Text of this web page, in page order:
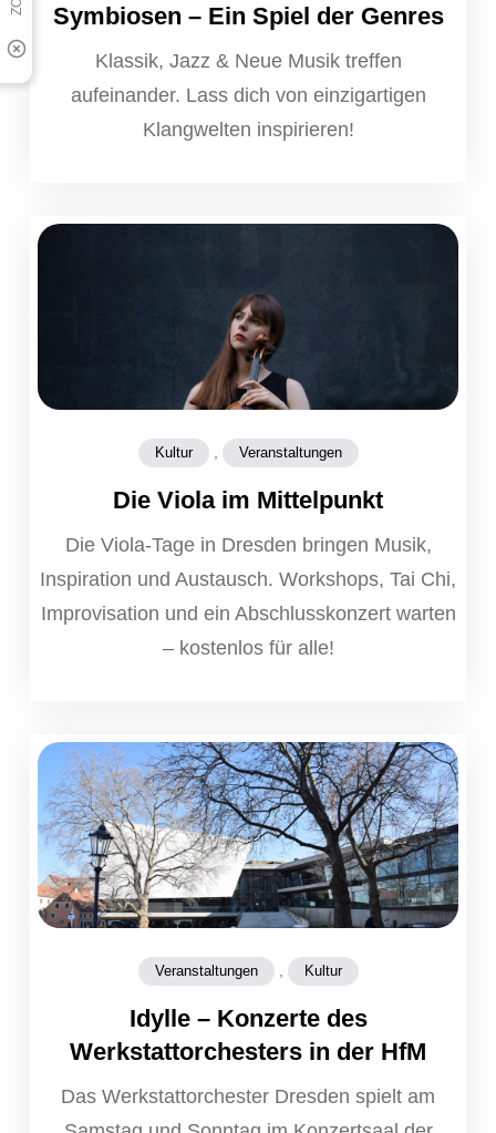
Symbiosen – Ein Spiel der Genres
Klassik, Jazz & Neue Musik treffen
aufeinander. Lass dich von einzigartigen
Klangwelten inspirieren!
Kultur , Veranstaltungen
Die Viola im Mittelpunkt
Die Viola-Tage in Dresden bringen Musik,
Inspiration und Austausch. Workshops, Tai Chi,
Improvisation und ein Abschlusskonzert warten
– kostenlos für alle!
Veranstaltungen , Kultur
Idylle – Konzerte des
Werkstattorchesters in der HfM
Das Werkstattorchester Dresden spielt am